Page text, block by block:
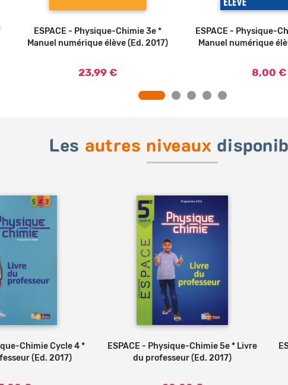
ESPACE - Physique-Chimie 3e *
Manuel numérique élève (Ed. 2017)
23,99 €
Ajouter au
ESPACE - Physique-
Manuel numérique
8,00 €
Les autres niveaux
Chimie Cycle 4 *
(Ed. 2017)
ESPACE - Physique-Chimie 5e * Livre
du professeur (Ed. 2017)